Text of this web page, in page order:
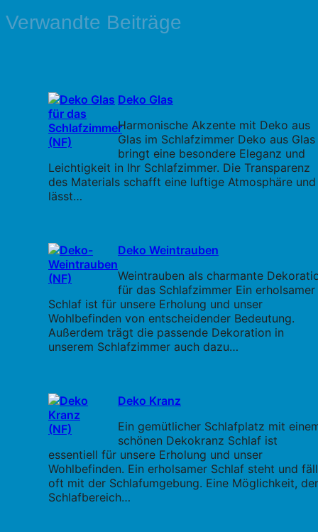
Verwandte Beiträge
Deko Glas
Harmonische Akzente mit Deko aus
Glas im Schlafzimmer Deko aus Glas
bringt eine besondere Eleganz und
Leichtigkeit in Ihr Schlafzimmer. Die Transparenz
des Materials schafft eine luftige Atmosphäre und
lässt…
Deko Weintrauben
Weintrauben als charmante
für das Schlafzimmer Ein erholsamer
Schlaf ist für unsere Erholung und unser
Wohlbefinden von entscheidender Bedeutung.
Außerdem trägt die passende Dekoration in
unserem Schlafzimmer auch dazu…
Deko Kranz
Ein gemütlicher Schlafplatz mit
schönen Dekokranz Schlaf ist
essentiell für unsere Erholung und unser
Wohlbefinden. Ein erholsamer Schlaf steht und
oft mit der Schlafumgebung. Eine Möglichkeit,
Schlafbereich…